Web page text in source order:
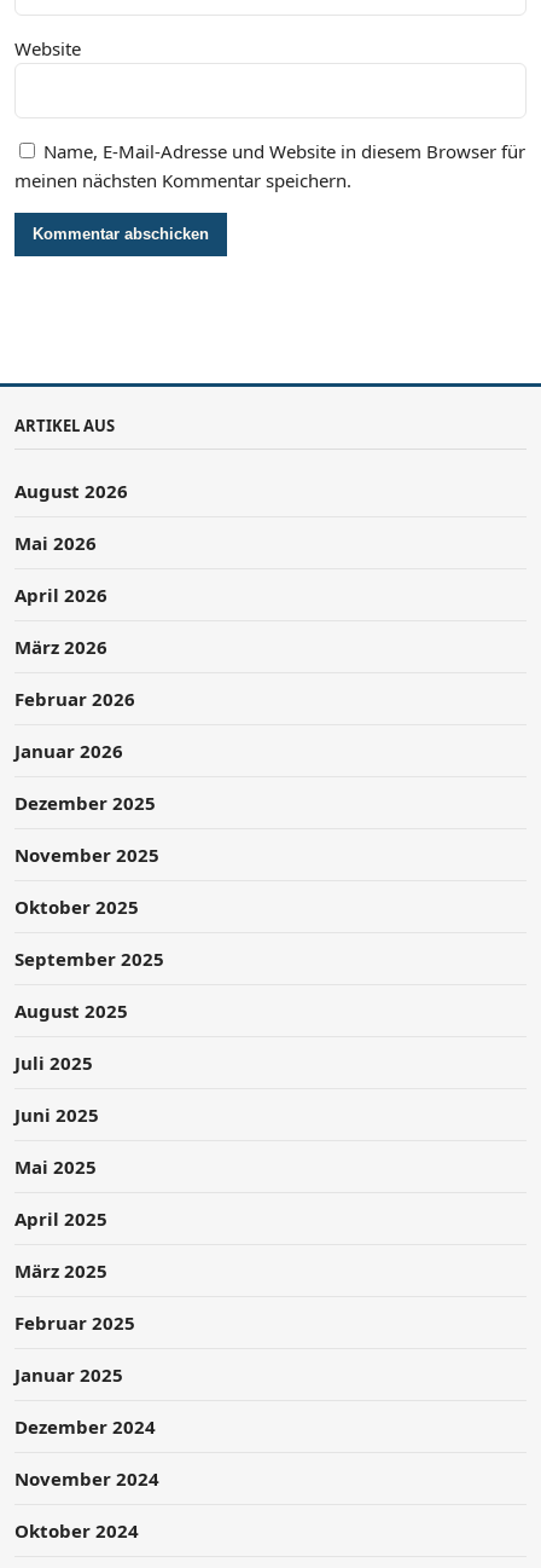
Website
Name, E-Mail-Adresse und Website in diesem Browser für
meinen nächsten Kommentar speichern.
ARTIKEL AUS
August 2026
Mai 2026
April 2026
März 2026
Februar 2026
Januar 2026
Dezember 2025
November 2025
Oktober 2025
September 2025
August 2025
Juli 2025
Juni 2025
Mai 2025
April 2025
März 2025
Februar 2025
Januar 2025
Dezember 2024
November 2024
Oktober 2024